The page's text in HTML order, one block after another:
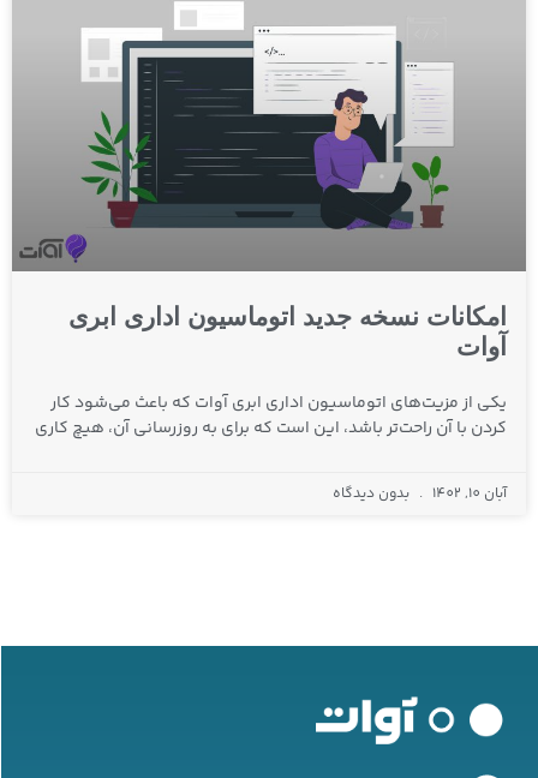
امکانات نسخه جدید اتوماسیون اداری ابری
آوات
یکی از مزیت‌های اتوماسیون اداری ابری آوات که باعث می‌شود کار
کردن با آن راحت‌تر باشد، این است که برای به روزرسانی آن، هیچ کاری
آبان 10, 1402 بدون دیدگاه